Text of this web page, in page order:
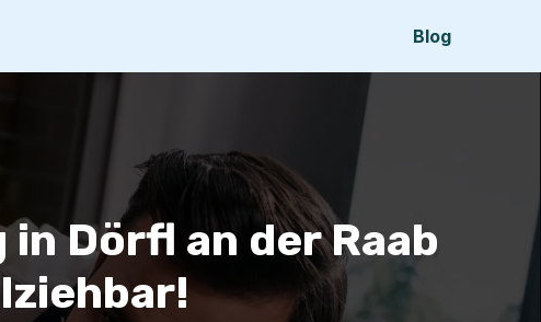
Blog
Dörfl an der Raab